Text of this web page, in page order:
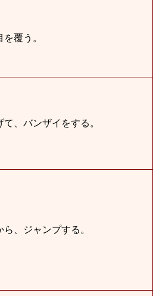
覆う。
、バンザイをする。
、ジャンプする。